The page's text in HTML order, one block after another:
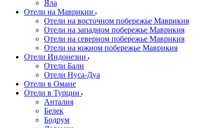
Яла
Отели на Маврикии
Отели на восточном побережье Маврикия
Отели на западном побережье Маврикия
Отели на северном побережье Маврикия
Отели на южном побережье Маврикия
Отели Индонезии
Отели Бали
Отели Нуса-Дуа
Отели в Омане
Отели в Турции
Анталия
Белек
Бодрум